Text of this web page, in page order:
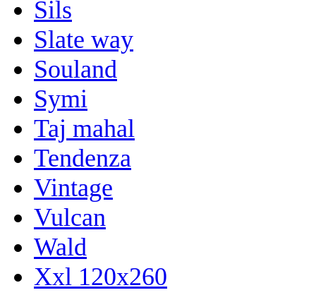
Sils
Slate way
Souland
Symi
Taj mahal
Tendenza
Vintage
Vulcan
Wald
Xxl 120x260